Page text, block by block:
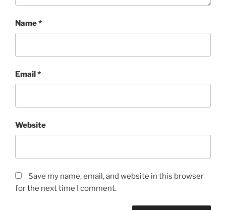
Name*
Email*
Website
Save my name, email, and website in this browser
for the next time I comment.